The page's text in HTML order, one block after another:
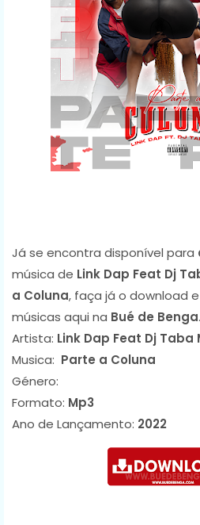
Já se encontra disponível para
música de Link Dap Feat Dj
a Coluna, faça já o download
músicas aqui na Bué de Benga.
Artista: Link Dap Feat Dj Taba
Musica: Parte a Coluna
Género:
Formato: Mp3
Ano de Lançamento: 2022